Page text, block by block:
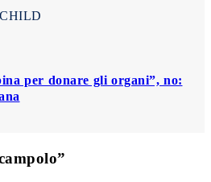
per donare gli organi”, no: